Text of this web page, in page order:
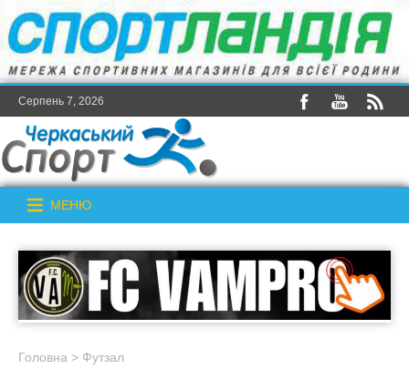
Серпень 7, 2026
МЕНЮ
Головна > Футзал